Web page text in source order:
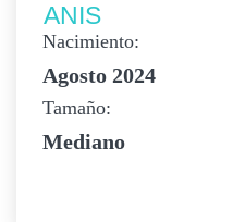
ANIS
Nacimiento:
Agosto 2024
Tamaño:
Mediano